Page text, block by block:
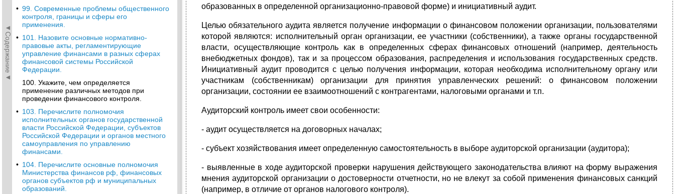
◄Содержание◄
• 99. Современные проблемы общественного
контроля, границы и сферы его
применения.
• 101. Назовите основные нормативно-
правовые акты, регламентирующие
управление финансами в разных сферах
финансовой системы Российской
Федерации.
100. Укажите, чем определяется
применение различных методов при
проведении финансового контроля.
• 103. Перечислите полномочия
исполнительных органов государственной
власти Российской Федерации, субъектов
Российской Федерации и органов местного
самоуправления по управлению
финансами.
• 104. Перечислите основные полномочия
Министерства финансов рф, финансовых
органов субъектов рф и муниципальных
образований.
образованных в определенной организационно-правовой форме) и инициативный аудит.
Целью обязательного аудита является получение информации о финансовом положении организации, пользователями
которой являются: исполнительный орган организации, ее участники (собственники), а также органы государственной
власти, осуществляющие контроль как в определенных сферах финансовых отношений (например, деятельность
внебюджетных фондов), так и за процессом образования, распределения и использования государственных средств.
Инициативный аудит проводится с целью получения информации, которая необходима исполнительному органу или
участникам (собственникам) организации для принятия управленческих решений: о финансовом положении
организации, состоянии ее взаимоотношений с контрагентами, налоговыми органами и т.п.
Аудиторский контроль имеет свои особенности:
- аудит осуществляется на договорных началах;
- субъект хозяйствования имеет определенную самостоятельность в выборе аудиторской организации (аудитора);
- выявленные в ходе аудиторской проверки нарушения действующего законодательства влияют на форму выражения
мнения аудиторской организации о достоверности отчетности, но не влекут за собой применения финансовых санкций
(например, в отличие от органов налогового контроля).